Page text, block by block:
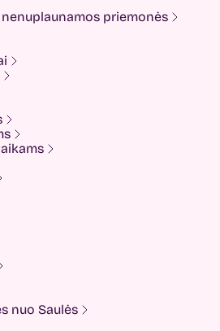
priemonės
nuo Saulės